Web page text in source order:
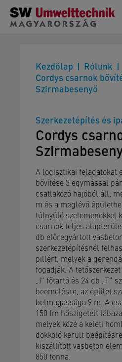
Skip to main content
Kezdőlap Rólunk
Cordys csarnok
Szirmabesenyő
Szerkezetépítés és
Cordys
A logisztikai feladatokat
bővítése 3 egymással
csatlakozó hajóból áll,
m és a meglévő
túlnyúló szelemenekkel
csarnok teljes
db előregyártott
szerkezetépítésnél
pillért, melyek a
fogadják. A
„I” főtartó és 24 db „T”
beemelésre, az épület
belmagassága 9 m. A
150 fm hőszigetelt
melyek közé a keleti
dokkoló került
kiszállított vasbeton
850 tonna.